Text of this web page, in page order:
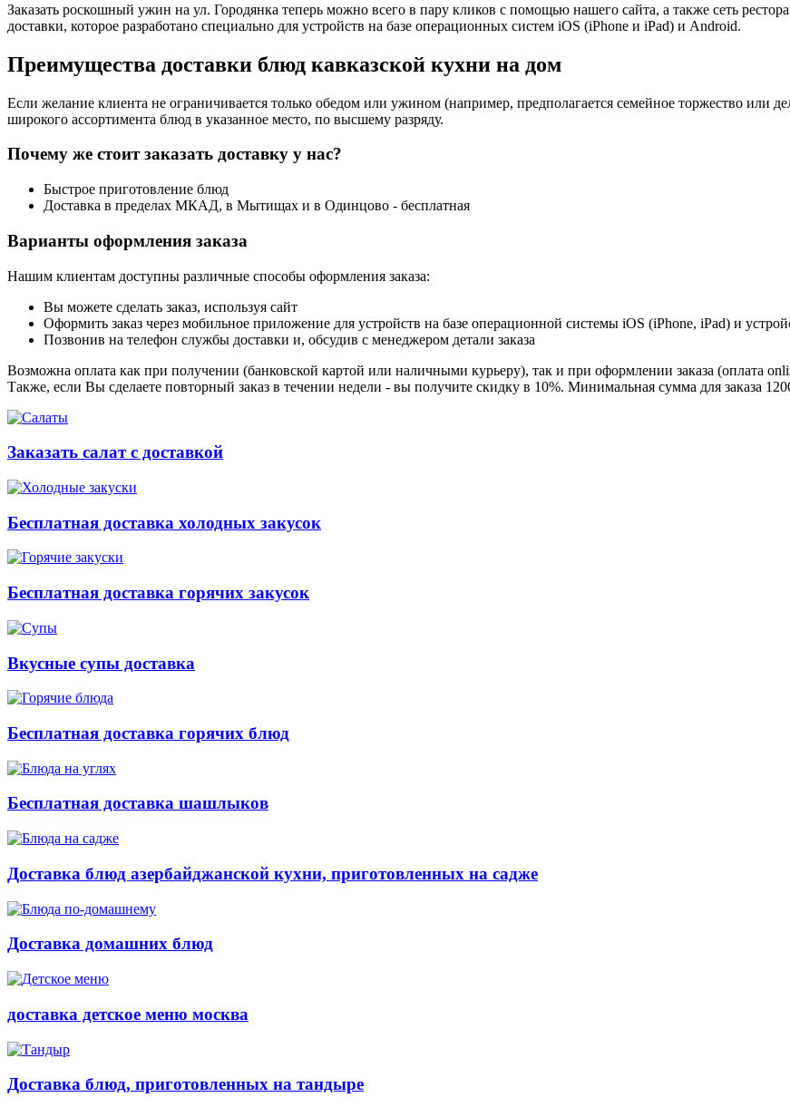
Заказать роскошный ужин на ул. Городянка теперь можно всего в пару кликов с помощью нашего сайта, а также сеть
доставки, которое разработано специально для устройств на базе операционных систем iOS (iPhone и iPad) и Android.
Преимущества доставки блюд кавказской кухни на дом
Если желание клиента не ограничивается только обедом или ужином (например, предполагается семейное торжество или
широкого ассортимента блюд в указанное место, по высшему разряду.
Почему же стоит заказать доставку у нас?
Быстрое приготовление блюд
Доставка в пределах МКАД, в Мытищах и в Одинцово - бесплатная
Варианты оформления заказа
Нашим клиентам доступны различные способы оформления заказа:
Вы можете сделать заказ, используя сайт
Оформить заказ через мобильное приложение для устройств на базе операционной системы iOS (iPhone, iPad) и
Позвонив на телефон службы доставки и, обсудив с менеджером детали заказа
Возможна оплата как при получении (банковской картой или наличными курьеру), так и при оформлении заказа (оплата
Также, если Вы сделаете повторный заказ в течении недели - вы получите скидку в 10%. Минимальная сумма для заказа
Заказать салат с доставкой
Бесплатная доставка холодных закусок
Бесплатная доставка горячих закусок
Вкусные супы доставка
Бесплатная доставка горячих блюд
Бесплатная доставка шашлыков
Доставка блюд азербайджанской кухни, приготовленных на садже
Доставка домашних блюд
доставка детское меню москва
Доставка блюд, приготовленных на тандыре